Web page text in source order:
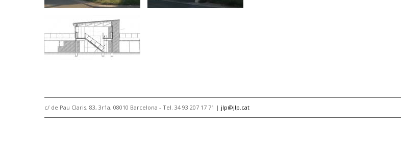
c/ de Pau Claris, 83, 3r1a, 08010 Barcelona - Tel. 34 93 207 17 71 | jlp@jlp.cat